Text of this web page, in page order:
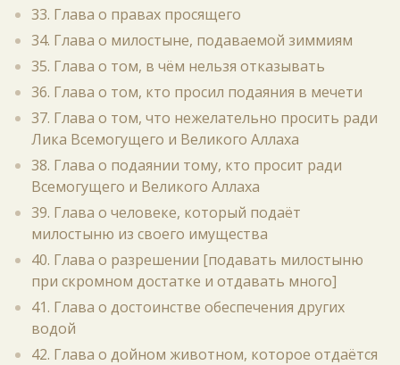
33. Глава о правах просящего
34. Глава о милостыне, подаваемой зиммиям
35. Глава о том, в чём нельзя отказывать
36. Глава о том, кто просил подаяния в мечети
37. Глава о том, что нежелательно просить ради
Лика Всемогущего и Великого Аллаха
38. Глава о подаянии тому, кто просит ради
Всемогущего и Великого Аллаха
39. Глава о человеке, который подаёт
милостыню из своего имущества
40. Глава о разрешении [подавать милостыню
при скромном достатке и отдавать много]
41. Глава о достоинстве обеспечения других
водой
42. Глава о дойном животном, которое отдаётся